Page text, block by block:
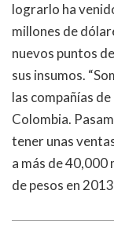
lograrlo ha
millones de
nuevos puntos
sus insumos.
las compañías
Colombia.
tener unas
a más de 40,000
de pesos en